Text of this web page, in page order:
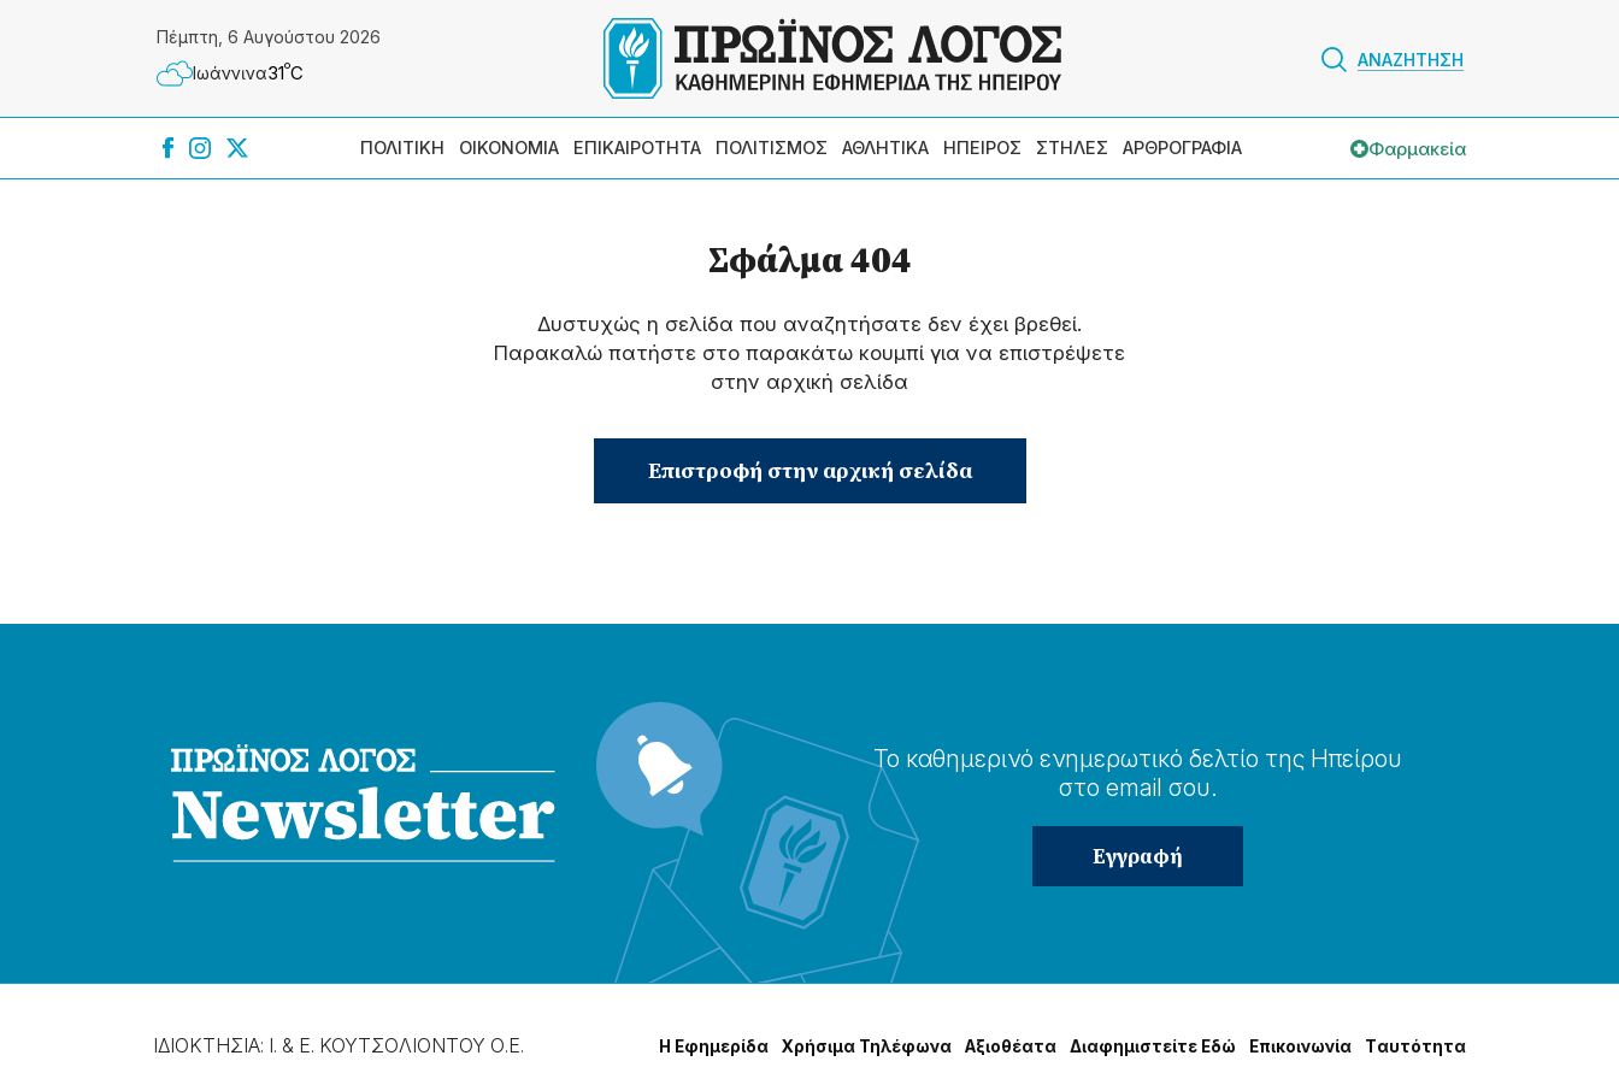
Πέμπτη, 6 Αυγούστου 2026
Ιωάννɩνα31ºC
ΑΝΑΖΗΤΗΣΗ
ΠΟΛΙΤΙΚΗ ΟΙΚΟΝΟΜΙΑ ΕΠΙΚΑΙΡΟΤΗΤΑ ΠΟΛΙΤΙΣΜΟΣ ΑΘΛΗΤΙΚΑ ΗΠΕΙΡΟΣ ΣΤΗΛΕΣ ΑΡΘΡΟΓΡΑΦΙΑ Φαρμακεία
Σφάλμα 404
Δυστυχώς η σελίδα που αναζητήσατε δεν έχει βρεθεί.
Παρακαλώ πατήστε στο παρακάτω κουμπί για να επιστρέψετε
στην αρχική σελίδα
Επιστροφή στην αρχική σελίδα
Το καθημερɩνό ενημερωτɩκό δελτίο της Ηπείρου
στο email σου.
ΙΔΙΟΚΤΗΣΙΑ: Ι. & Ε. ΚΟΥΤΣΟΛΙΟΝΤΟΥ Ο.Ε. Η Εφημερίδα Χρήσɩμα Τηλέφωνα Αξɩοθέατα Δɩαφημɩστείτε Εδώ Επɩκοɩνωνία Tαυτότητα